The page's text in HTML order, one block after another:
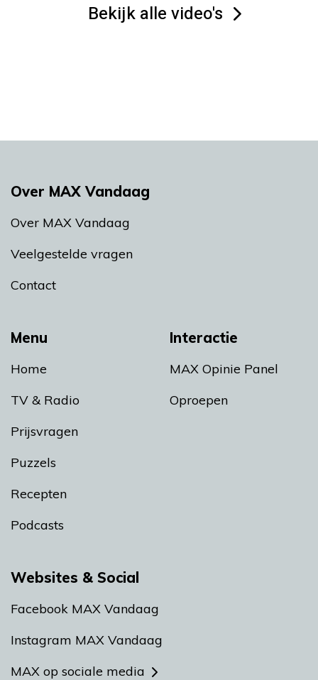
Bekijk alle video's
Menu
Home
TV & Radio
Prijsvragen
Puzzels
Recepten
Podcasts
Interactie
MAX Opinie Panel
Oproepen
Over MAX Vandaag
Over MAX Vandaag
Veelgestelde vragen
Contact
Websites & Social
Facebook MAX Vandaag
Instagram MAX Vandaag
MAX op sociale media